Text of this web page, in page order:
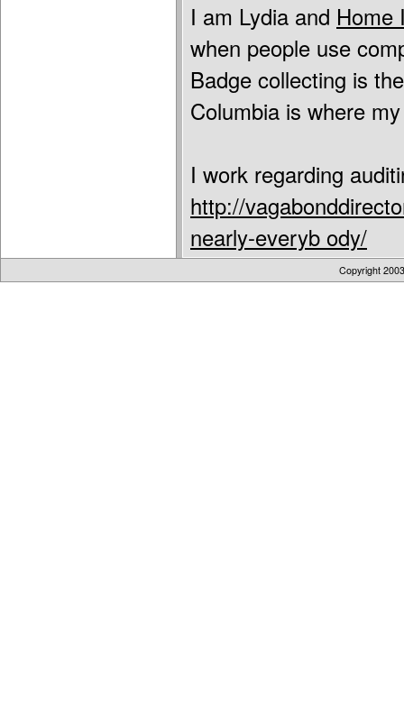
I am Lydia and Home
when people use
Badge collecting is
Columbia is where
I work regarding
http://
nearly-everyb ody/
Copyright